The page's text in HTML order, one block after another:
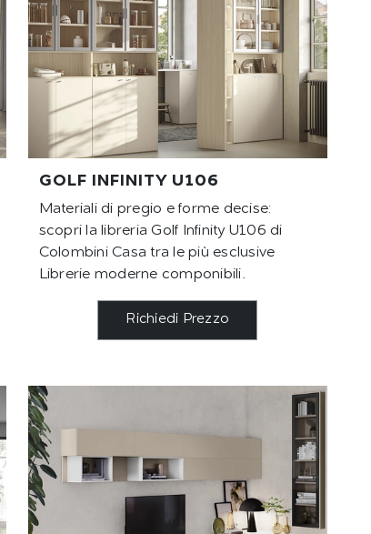
GOLF INFINITY U106
Materiali di pregio e forme decise:
scopri la libreria Golf Infinity U106 di
Colombini Casa tra le più esclusive
Librerie moderne componibili.
Richiedi Prezzo